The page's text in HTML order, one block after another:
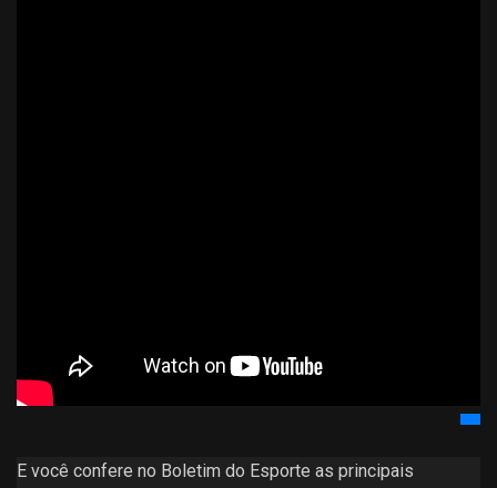
E você confere no Boletim do Esporte as principais